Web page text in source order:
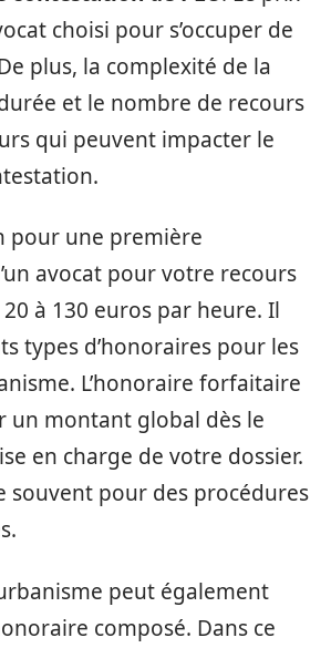
choisi pour s’occuper de
plus, la complexité de la
et le nombre de recours
qui peuvent impacter le
pour une première
avocat pour votre recours
à 130 euros par heure. Il
types d’honoraires pour les
L’honoraire forfaitaire
un montant global dès le
en charge de votre dossier.
souvent pour des procédures
peut également
composé. Dans ce